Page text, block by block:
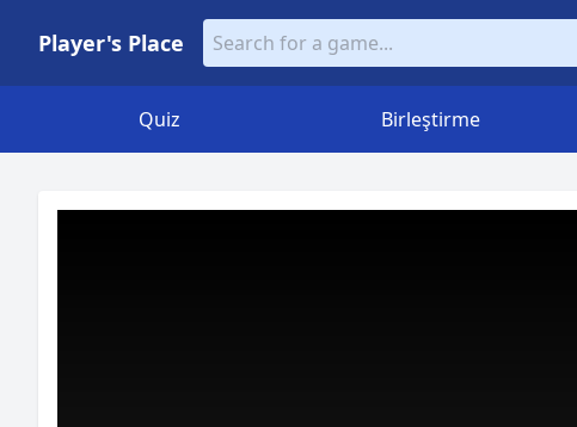
Player's Place
Quiz Birleştirme